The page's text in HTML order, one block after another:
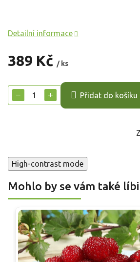
389 Kč / ks
cena:
+
− Přidat do košíku
Detailní informace
High-contrast mode
Mohlo by se vám také